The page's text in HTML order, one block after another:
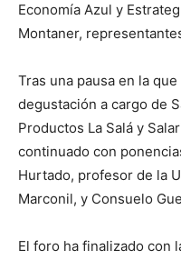
Economía Azul y
Montaner,
Tras una pausa en la
degustación a cargo de
Productos La Salá y
continuado con
Hurtado, profesor de la
Marconil, y Consuelo
El foro ha finalizado con